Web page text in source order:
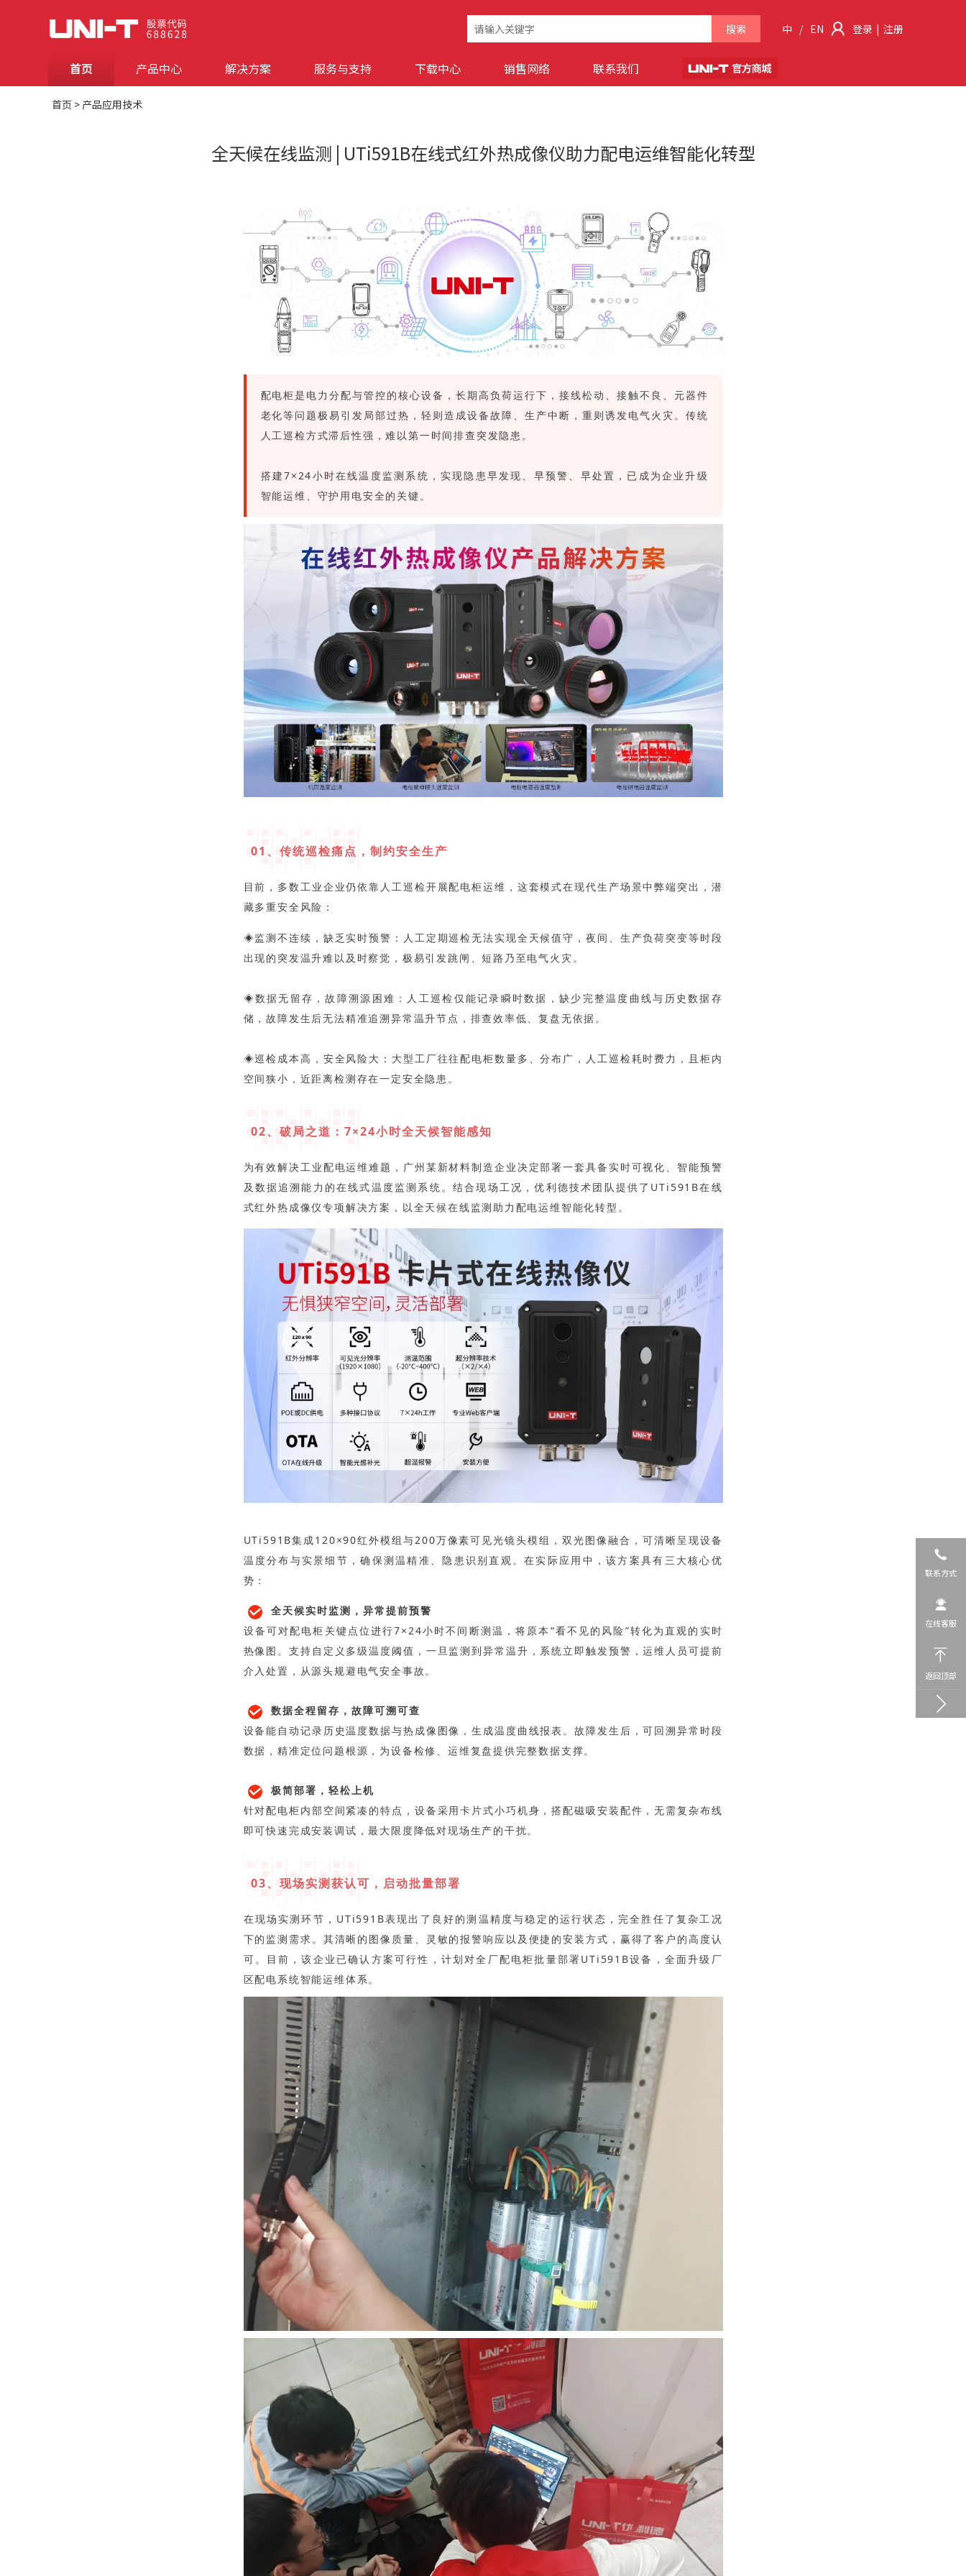
搜索 中 / EN 登录 | 注册
首页 产品中心 解决方案 服务与支持 下载中心 销售网络 联系我们
首页 > 产品应用技术
全天候在线监测 | UTi591B在线式红外热成像仪助力配电运维智能化转型
配电柜是电力分配与管控的核心设备，长期高负荷运行下，接线松动、接触不良、元器件
老化等问题极易引发局部过热，轻则造成设备故障、生产中断，重则诱发电气火灾。传统
人工巡检方式滞后性强，难以第一时间排查突发隐患。
搭建7×24小时在线温度监测系统，实现隐患早发现、早预警、早处置，已成为企业升级
智能运维、守护用电安全的关键。
01、传统巡检痛点，制约安全生产
目前，多数工业企业仍依靠人工巡检开展配电柜运维，这套模式在现代生产场景中弊端突出，潜
藏多重安全风险：
◈监测不连续，缺乏实时预警：人工定期巡检无法实现全天候值守，夜间、生产负荷突变等时段
出现的突发温升难以及时察觉，极易引发跳闸、短路乃至电气火灾。
◈数据无留存，故障溯源困难：人工巡检仅能记录瞬时数据，缺少完整温度曲线与历史数据存
储，故障发生后无法精准追溯异常温升节点，排查效率低、复盘无依据。
◈巡检成本高，安全风险大：大型工厂往往配电柜数量多、分布广，人工巡检耗时费力，且柜内
空间狭小，近距离检测存在一定安全隐患。
02、破局之道：7×24小时全天候智能感知
为有效解决工业配电运维难题，广州某新材料制造企业决定部署一套具备实时可视化、智能预警
及数据追溯能力的在线式温度监测系统。结合现场工况，优利德技术团队提供了UTi591B在线
式红外热成像仪专项解决方案，以全天候在线监测助力配电运维智能化转型。
UTi591B集成120×90红外模组与200万像素可见光镜头模组 ，双光图像融合，可清晰呈现设备
温度分布与实景细节，确保测温精准、隐患识别直观。在实际应用中，该方案具有三大核心优
势：
全天候实时监测，异常提前预警
设备可对配电柜关键点位进行7×24小时不间断测温，将原本“看不见的风险”转化为直观的实时
热像图。支持自定义多级温度阈值，一旦监测到异常温升，系统立即触发预警，运维人员可提前
介入处置，从源头规避电气安全事故。
数据全程留存，故障可溯可查
设备能自动记录历史温度数据与热成像图像，生成温度曲线报表。故障发生后，可回溯异常时段
数据，精准定位问题根源，为设备检修、运维复盘提供完整数据支撑。
极简部署，轻松上机
针对配电柜内部空间紧凑的特点，设备采用卡片式小巧机身，搭配磁吸安装配件，无需复杂布线
即可快速完成安装调试，最大限度降低对现场生产的干扰。
03、现场实测获认可，启动批量部署
在现场实测环节，UTi591B表现出了良好的测温精度与稳定的运行状态，完全胜任了复杂工况
下的监测需求。其清晰的图像质量、灵敏的报警响应以及便捷的安装方式，赢得了客户的高度认
可。目前，该企业已确认方案可行性，计划对全厂配电柜批量部署UTi591B设备，全面升级厂
区配电系统智能运维体系。
联系方式
在线客服
返回顶部